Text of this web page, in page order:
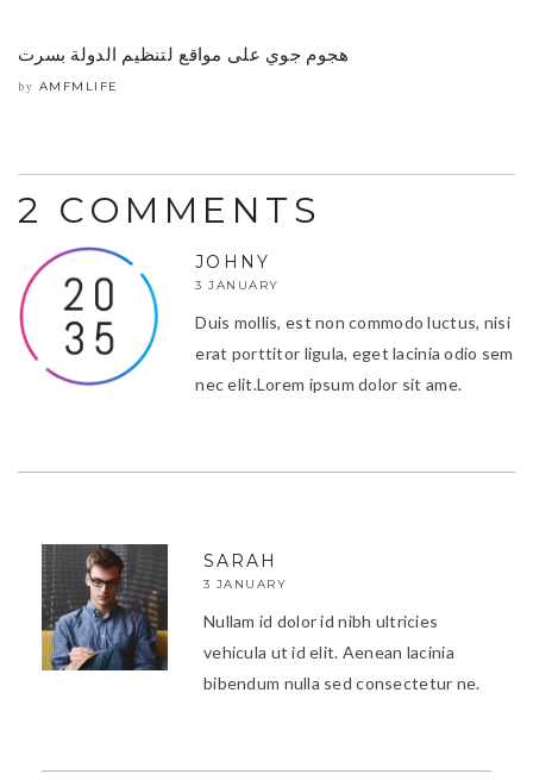
هجوم جوي على مواقع لتنظيم الدولة بسرت
by AMFMLIFE
2 COMMENTS
JOHNY
3 JANUARY
Duis mollis, est non commodo luctus, nisi
erat porttitor ligula, eget lacinia odio sem
nec elit.Lorem ipsum dolor sit ame.
SARAH
3 JANUARY
Nullam id dolor id nibh ultricies
vehicula ut id elit. Aenean lacinia
bibendum nulla sed consectetur ne.